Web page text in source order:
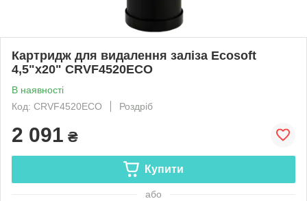
Картридж для видалення заліза Ecosoft
4,5"х20" CRVF4520ECO
В наявності
Код: CRVF4520ECO
Роздріб
2 091 ₴
Купити
або